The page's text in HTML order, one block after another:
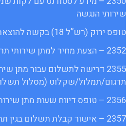
שירותי הנגשה
טופס ירוק (רש”ל 18) בקשה להוצאת רישיון נהיגה
2352 – הצעת מחיר למתן שירותי תרגום/תמלול
2355 דרישה לתשלום עבור מתן
תרגום/תמלול/שקלוט (מסלול
2356 – טופס דיווח שעות מתן שירותי תרגום/תמלול
2357 – אישור קבלת תשלום בגין תרגום/תמלול